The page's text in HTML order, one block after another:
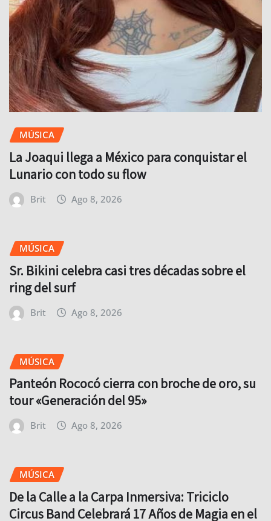
MÚSICA
La Joaqui llega a México para conquistar el
Lunario con todo su flow
Brit Ago 8, 2026
MÚSICA
Sr. Bikini celebra casi tres décadas sobre el
ring del surf
Brit Ago 8, 2026
MÚSICA
Panteón Rococó cierra con broche de oro, su
tour «Generación del 95»
Brit Ago 8, 2026
MÚSICA
De la Calle a la Carpa Inmersiva: Triciclo
Circus Band Celebrará 17 Años de Magia en el